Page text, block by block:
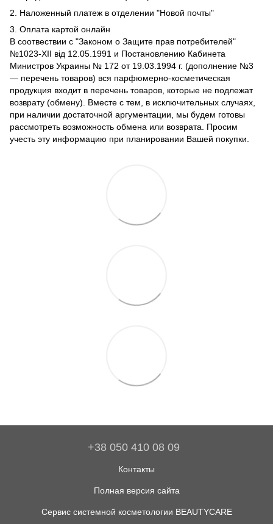
2. Наложенный платеж в отделении "Новой почты"
3. Оплата картой онлайн
В соотвествии с "Законом о Защите прав потребителей"
№1023-XII від 12.05.1991 и Постановлению Кабинета
Министров Украины № 172 от 19.03.1994 г. (дополнение №3
— перечень товаров) вся парфюмерно-косметическая
продукция входит в перечень товаров, которые не подлежат
возврату (обмену). Вместе с тем, в исключительных случаях,
при наличии достаточной аргументации, мы будем готовы
рассмотреть возможность обмена или возврата. Просим
учесть эту информацию при планировании Вашей покупки.
+38 050 410 08 09
Контакты
Полная версия сайта
Сервис системной косметологии BEAUTYCARE